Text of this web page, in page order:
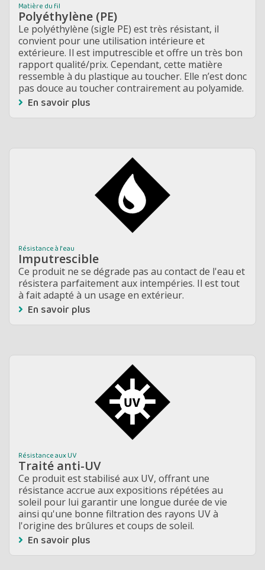
Matière du fil
Polyéthylène (PE)
Le polyéthylène (sigle PE) est très résistant, il
convient pour une utilisation intérieure et
extérieure. Il est imputrescible et offre un très bon
rapport qualité/prix. Cependant, cette matière
ressemble à du plastique au toucher. Elle n’est donc
pas douce au toucher contrairement au polyamide.
En savoir plus
Résistance à l'eau
Imputrescible
Ce produit ne se dégrade pas au contact de l'eau et
résistera parfaitement aux intempéries. Il est tout
à fait adapté à un usage en extérieur.
En savoir plus
Résistance aux UV
Traité anti-UV
Ce produit est stabilisé aux UV, offrant une
résistance accrue aux expositions répétées au
soleil pour lui garantir une longue durée de vie
ainsi qu'une bonne filtration des rayons UV à
l'origine des brûlures et coups de soleil.
En savoir plus